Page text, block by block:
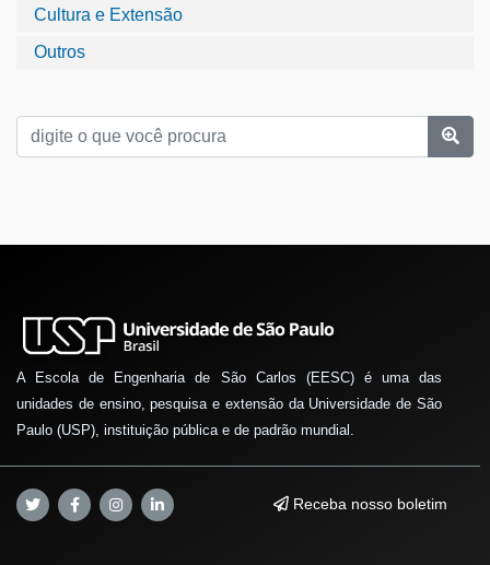
Cultura e Extensão
Outros
A Escola de Engenharia de São Carlos (EESC) é uma das
unidades de ensino, pesquisa e extensão da Universidade de São
Paulo (USP), instituição pública e de padrão mundial.
Receba nosso boletim